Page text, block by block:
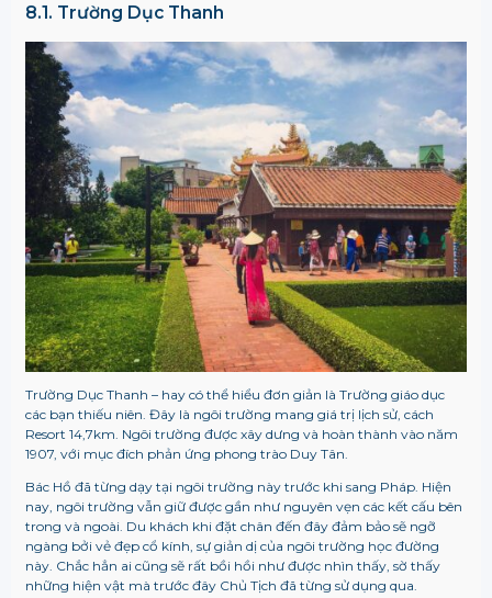
8.1. Trường Dục Thanh
Trường Dục Thanh – hay có thể hiểu đơn giản là Trường giáo dục
các bạn thiếu niên. Đây là ngôi trường mang giá trị lịch sử, cách
Resort 14,7km. Ngôi trường được xây dưng và hoàn thành vào năm
1907, với mục đích phản ứng phong trào Duy Tân.
Bác Hồ đã từng dạy tại ngôi trường này trước khi sang Pháp. Hiện
nay, ngôi trường vẫn giữ được gần như nguyên vẹn các kết cấu bên
trong và ngoài. Du khách khi đặt chân đến đây đảm bảo sẽ ngỡ
ngàng bởi vẻ đẹp cổ kính, sự giản dị của ngôi trường học đường
này. Chắc hẳn ai cũng sẽ rất bồi hồi như được nhìn thấy, sờ thấy
những hiện vật mà trước đây Chủ Tịch đã từng sử dụng qua.